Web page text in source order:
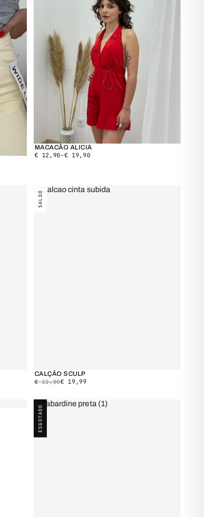
MACACÃO ALICIA
€ 12,90–€ 19,90
SALDO
CALÇÃO SCULP
€22,00€ 19,99
ESGOTADO